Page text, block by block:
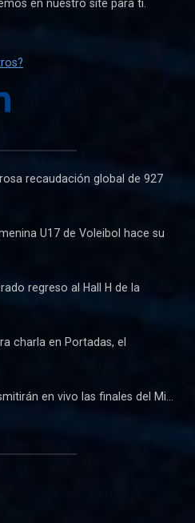
en nuestro site para ti.
recaudación global de 927
U17 de Voleibol hace su
regreso al Hall H de la
charla en Portadas, el
en vivo las finales del Mi...